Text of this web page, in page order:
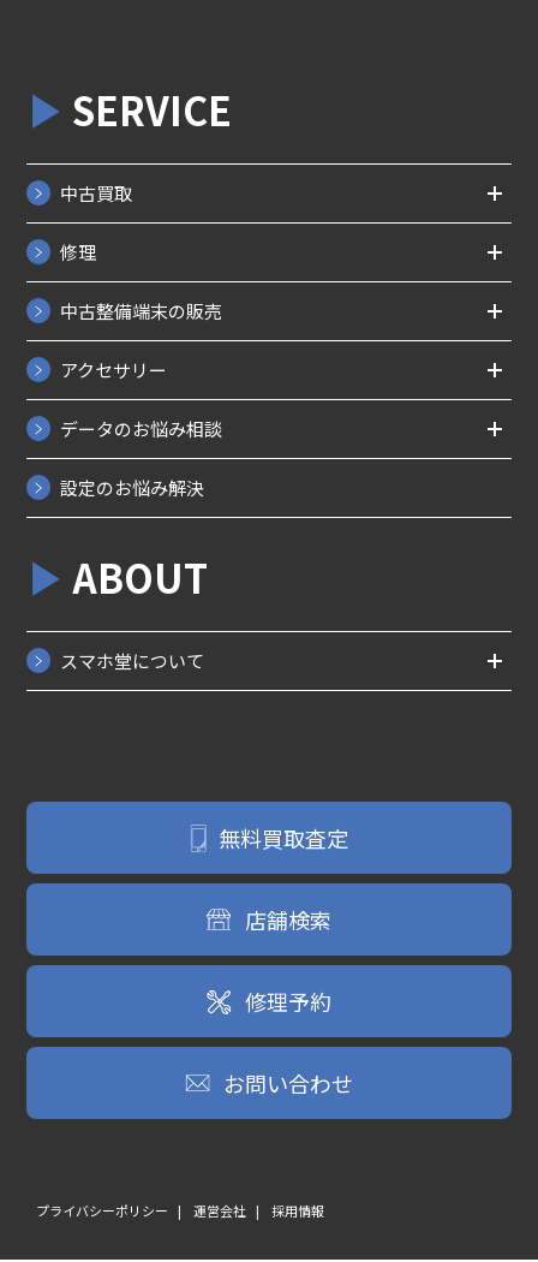
ABOUT
スマホ堂について
SERVICE
中古買取
修理
中古整備端末の販売
アクセサリー
データのお悩み相談
設定のお悩み解決
無料買取査定
店舗検索
修理予約
お問い合わせ
プライバシーポリシー 運営会社 採用情報